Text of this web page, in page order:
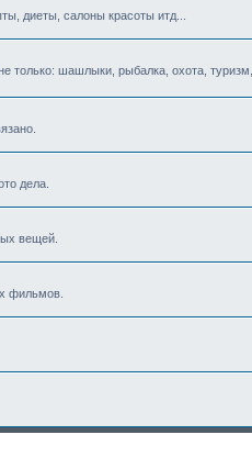
диеты, салоны красоты итд...
только: шашлыки, рыбалка, охота,
дела.
вещей.
фильмов.